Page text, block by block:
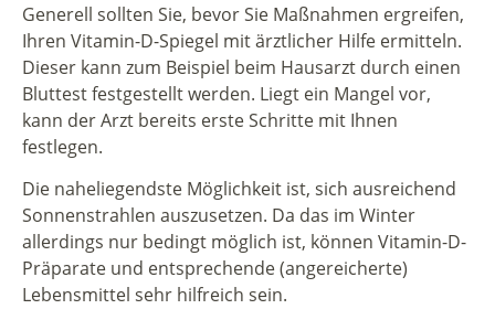
Generell sollten Sie, bevor Sie Maßnahmen ergreifen,
Ihren Vitamin-D-Spiegel mit ärztlicher Hilfe ermitteln.
Dieser kann zum Beispiel beim Hausarzt durch einen
Bluttest festgestellt werden. Liegt ein Mangel vor,
kann der Arzt bereits erste Schritte mit Ihnen
festlegen.
Die naheliegendste Möglichkeit ist, sich ausreichend
Sonnenstrahlen auszusetzen. Da das im Winter
allerdings nur bedingt möglich ist, können Vitamin-D-
Präparate und entsprechende (angereicherte)
Lebensmittel sehr hilfreich sein.